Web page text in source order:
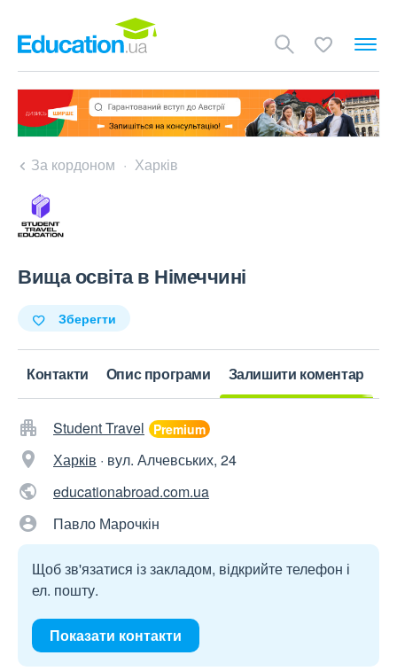
За кордоном Харків
Вища освіта в Німеччині
Зберегти
Контакти Опис програми Залишити коментар
Student Travel
Харків · вул. Алчевських, 24
educationabroad.com.ua
Павло Марочкін
Щоб зв'язатися із закладом, відкрийте телефон і
ел. пошту.
Показати контакти